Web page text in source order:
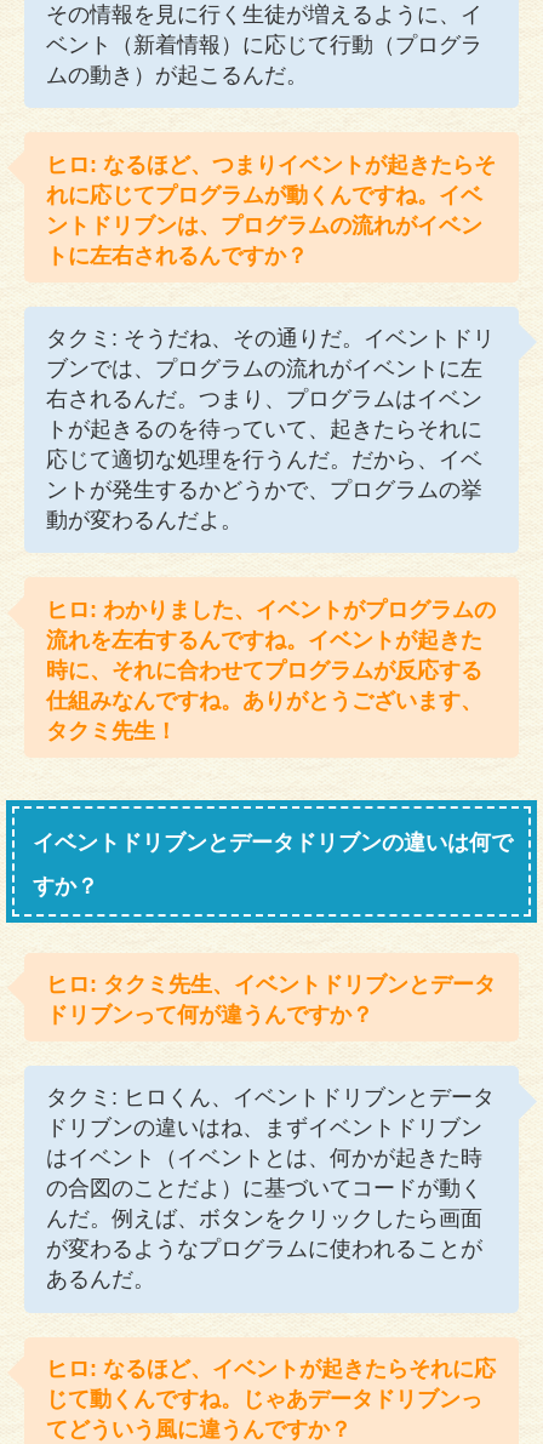
その情報を見に行く生徒が増えるように、イ
ベント（新着情報）に応じて行動（プログラ
ムの動き）が起こるんだ。
ヒロ: なるほど、つまりイベントが起きたらそ
れに応じてプログラムが動くんですね。イベ
ントドリブンは、プログラムの流れがイベン
トに左右されるんですか？
タクミ: そうだね、その通りだ。イベントドリ
ブンでは、プログラムの流れがイベントに左
右されるんだ。つまり、プログラムはイベン
トが起きるのを待っていて、起きたらそれに
応じて適切な処理を行うんだ。だから、イベ
ントが発生するかどうかで、プログラムの挙
動が変わるんだよ。
ヒロ: わかりました、イベントがプログラムの
流れを左右するんですね。イベントが起きた
時に、それに合わせてプログラムが反応する
仕組みなんですね。ありがとうございます、
タクミ先生！
イベントドリブンとデータドリブンの違いは何で
すか？
ヒロ: タクミ先生、イベントドリブンとデータ
ドリブンって何が違うんですか？
タクミ: ヒロくん、イベントドリブンとデータ
ドリブンの違いはね、まずイベントドリブン
はイベント（イベントとは、何かが起きた時
の合図のことだよ）に基づいてコードが動く
んだ。例えば、ボタンをクリックしたら画面
が変わるようなプログラムに使われることが
あるんだ。
ヒロ: なるほど、イベントが起きたらそれに応
じて動くんですね。じゃあデータドリブンっ
てどういう風に違うんですか？